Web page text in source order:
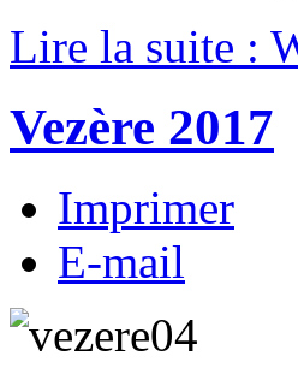
Lire la suite :
Vezère 2017
Imprimer
E-mail